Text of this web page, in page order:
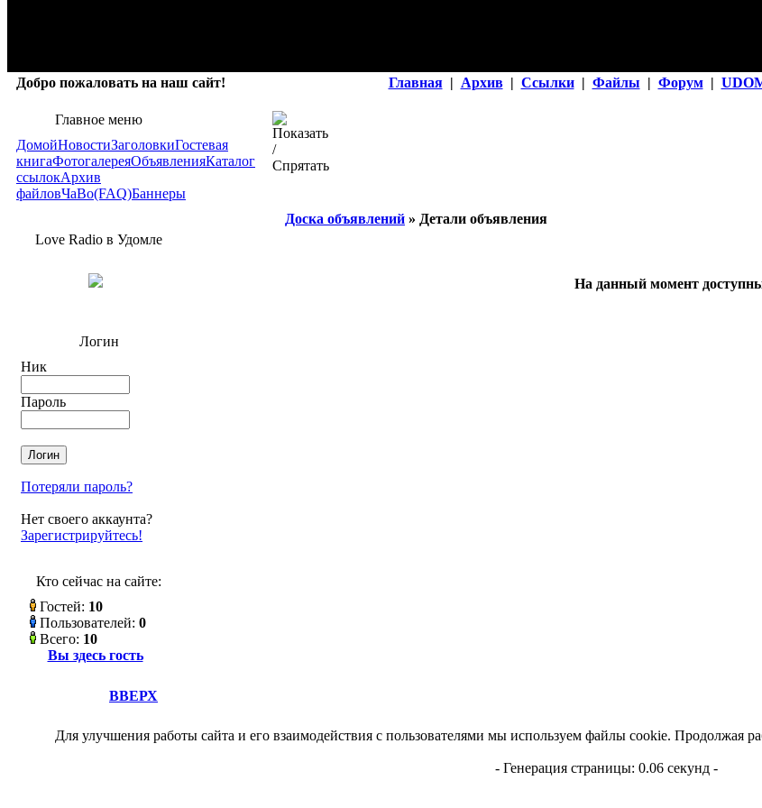
Добро пожаловать на наш сайт! Главная | Архив | Ссылки | Файлы | Форум |
Главное меню
ДомойНовостиЗаголовкиГостевая
книгаФотогалереяОбъявленияКаталог
ссылокАрхив
файловЧаВо(FAQ)Баннеры
Love Radio в Удомле
Логин
Ник
Пароль
Потеряли пароль?
Нет своего аккаунта?
Зарегистрируйтесь!
Кто сейчас на сайте:
Гостей: 10
Пользователей: 0
Всего: 10
Вы здесь гость
Доска объявлений » Детали объявления
На данный момент
ВВЕРХ
Для улучшения работы сайта и его взаимодействия с пользователями мы используем файлы cookie. Продолжая
- Генерация страницы: 0.06 секунд -